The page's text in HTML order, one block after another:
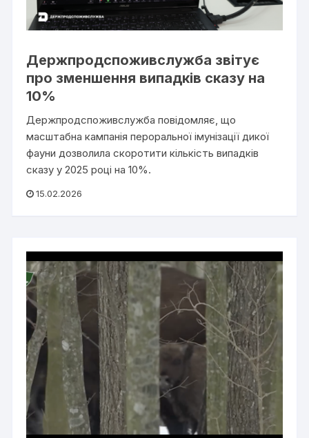
Держпродспоживслужба звітує
про зменшення випадків сказу на
10%
Держпродспоживслужба повідомляє, що
масштабна кампанія пероральної імунізації дикої
фауни дозволила скоротити кількість випадків
сказу у 2025 році на 10%.
15.02.2026